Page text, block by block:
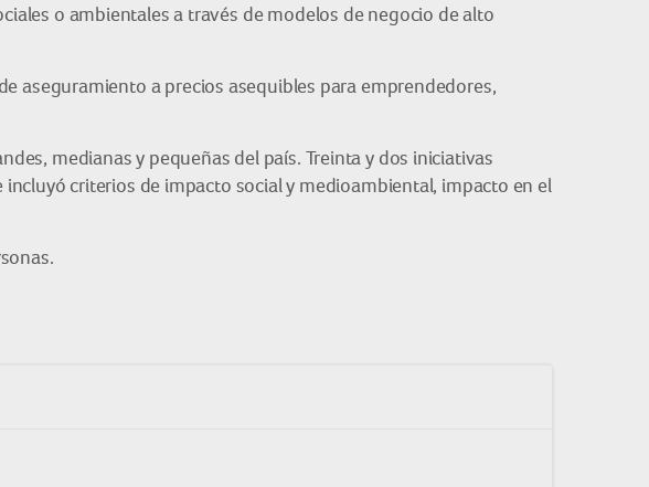
o ambientales a través de modelos de negocio de alto
aseguramiento a precios asequibles para emprendedores,
medianas y pequeñas del país. Treinta y dos iniciativas
criterios de impacto social y medioambiental, impacto en el